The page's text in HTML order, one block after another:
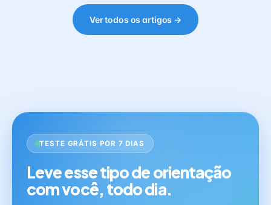
Ver todos os artigos →
TESTE GRÁTIS POR 7 DIAS
Leve esse tipo de orientação
com você, todo dia.